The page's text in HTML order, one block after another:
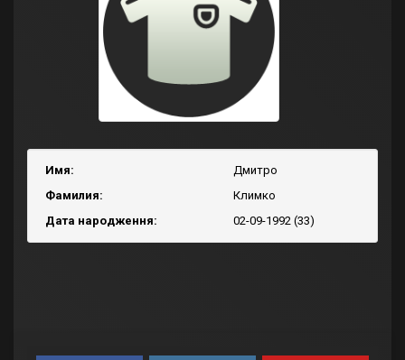
Имя:
Дмитро
Фамилия:
Климко
Дата народження:
02-09-1992 (33)